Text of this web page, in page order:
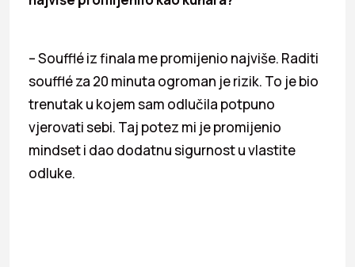
– Soufflé iz finala me promijenio najviše. Raditi
soufflé za 20 minuta ogroman je rizik. To je bio
trenutak u kojem sam odlučila potpuno
vjerovati sebi. Taj potez mi je promijenio
mindset i dao dodatnu sigurnost u vlastite
odluke.